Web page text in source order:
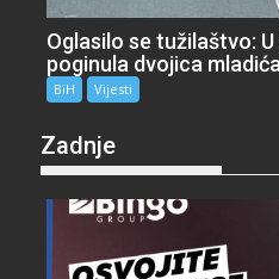
Oglasilo se tužilaštvo:
poginula dvojica mladića
BiH Vijesti
Zadnje